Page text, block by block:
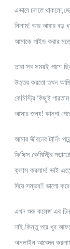
এভাবে চলতে
নিলাম! আর আবার বড়
আমাকে গাইড করার
তারা সব সময়ই পাশে
উত্তর করতো তখন আমি
কেমিস্ট্রি কিছুই
আসার জন্য! কান্না
আমার জীবনের টার্নিং
ফিসিক্স কেমিস্ট্রি
ক্লাস করলাম! ভাই
দিয়ে সম্ভব!! ভালো
এখন শুরু কলেজ এর
নাই,কিন্তু পরে খুব
অনলাইন আবেদন